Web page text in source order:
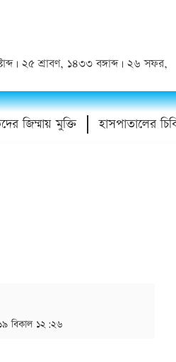
| ২৫ শ্রাবণ, ১৪৩৩ বঙ্গাব্দ | ২৬ সফর,
জিম্মায় মুক্তি হাসপাতালের
বিকাল ১২:২৬